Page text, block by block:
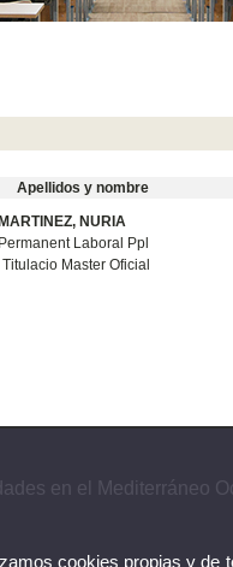
Apellidos y nombre
NURIA
Laboral Ppl
Master Oficial
en el Mediterráneo
cookies propias y de